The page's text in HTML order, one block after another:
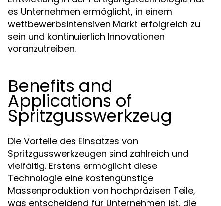
es Unternehmen ermöglicht, in einem
wettbewerbsintensiven Markt erfolgreich zu
sein und kontinuierlich Innovationen
voranzutreiben.
Benefits and
Applications of
Spritzgusswerkzeug
Die Vorteile des Einsatzes von
Spritzgusswerkzeugen sind zahlreich und
vielfältig. Erstens ermöglicht diese
Technologie eine kostengünstige
Massenproduktion von hochpräzisen Teile,
was entscheidend für Unternehmen ist, die